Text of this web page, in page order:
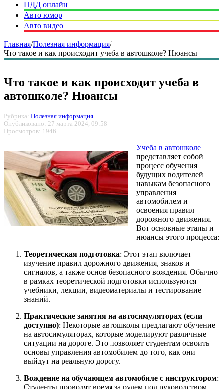
ПДД онлайн
Авто юмор
Авто видео
Главная/Полезная информация/
Что такое и как происходит учеба в автошколе? Нюансы
Что такое и как происходит учеба в
автошколе? Нюансы
Рубрика: Полезная информация
Опубликовано: 27 марта 2024, 09:58
Просмотров: 1946
Учеба в автошколе
представляет собой
процесс обучения
будущих водителей
навыкам безопасного
управления
автомобилем и
освоения правил
дорожного движения.
Вот основные этапы и
нюансы этого процесса:
Теоретическая подготовка: Этот этап включает
изучение правил дорожного движения, знаков и
сигналов, а также основ безопасного вождения. Обычно
в рамках теоретической подготовки используются
учебники, лекции, видеоматериалы и тестирование
знаний.
Практические занятия на автосимуляторах (если
доступно): Некоторые автошколы предлагают обучение
на автосимуляторах, которые моделируют различные
ситуации на дороге. Это позволяет студентам освоить
основы управления автомобилем до того, как они
выйдут на реальную дорогу.
Вождение на обучающем автомобиле с инструктором:
Студенты проводят время за рулем под руководством